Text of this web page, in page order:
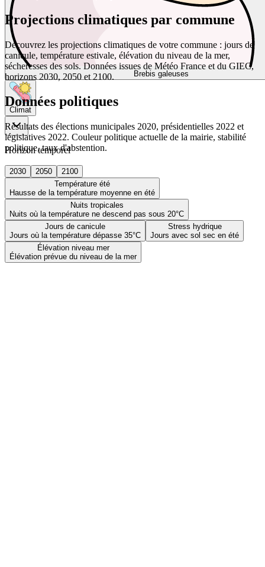
Brebis galeuses
Climat
Horizon temporel
2030 2050
2100
Température été
Hausse de la température moyenne en été
Nuits tropicales
Nuits où la température ne descend pas sous 20°C
Jours de canicule
Jours où la température dépasse 35°C
Stress hydrique
Jours avec sol sec en été
Élévation niveau mer
Élévation prévue du niveau de la mer
Projections climatiques par commune
Découvrez les projections climatiques de votre commune : jours de
canicule, température estivale, élévation du niveau de la mer,
sécheresses des sols. Données issues de Météo France et du GIEC,
horizons 2030, 2050 et 2100.
Données politiques
Résultats des élections municipales 2020, présidentielles 2022 et
législatives 2022. Couleur politique actuelle de la mairie, stabilité
politique, taux d'abstention.